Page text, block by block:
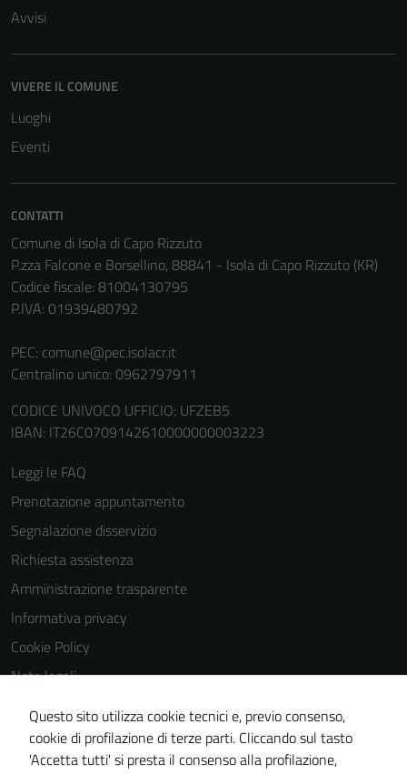
Avvisi
VIVERE IL COMUNE
Luoghi
Eventi
CONTATTI
Comune di Isola di Capo Rizzuto
P.zza Falcone e Borsellino, 88841 - Isola di Capo Rizzuto (KR)
Codice fiscale: 81004130795
P.IVA: 01939480792
PEC: comune@pec.isolacr.it
Centralino unico: 0962797911
CODICE UNIVOCO UFFICIO: UFZEB5
IBAN: IT26C0709142610000000003223
Leggi le FAQ
Prenotazione appuntamento
Segnalazione disservizio
Richiesta assistenza
Amministrazione trasparente
Informativa privacy
Cookie Policy
Note legali
Obiettivi di accessibilità
Dichiarazione di accessibilità
Piano di miglioramento del sito
Questo sito utilizza cookie tecnici e, previo consenso,
cookie di profilazione di terze parti. Cliccando sul tasto
'Accetta tutti' si presta il consenso alla profilazione,
possono
sono
una serie di
servizi esterni
(si veda la